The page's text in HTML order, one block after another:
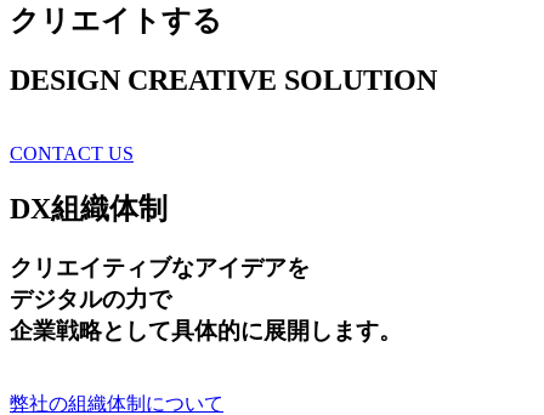
クリエイトする
DESIGN CREATIVE SOLUTION
CONTACT US
DX組織体制
クリエイティブなアイデアを
デジタルの力で
企業戦略として具体的に展開します。
弊社の組織体制について